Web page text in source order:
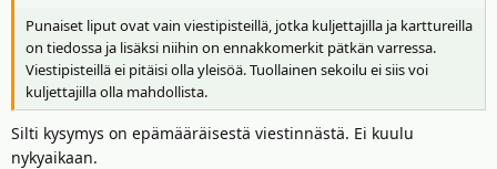
Punaiset liput ovat vain viestipisteillä, jotka kuljettajilla ja karttureilla
on tiedossa ja lisäksi niihin on ennakkomerkit pätkän varressa.
Viestipisteillä ei pitäisi olla yleisöä. Tuollainen sekoilu ei siis voi
kuljettajilla olla mahdollista.
Silti kysymys on epämääräisestä viestinnästä. Ei kuulu
nykyaikaan.